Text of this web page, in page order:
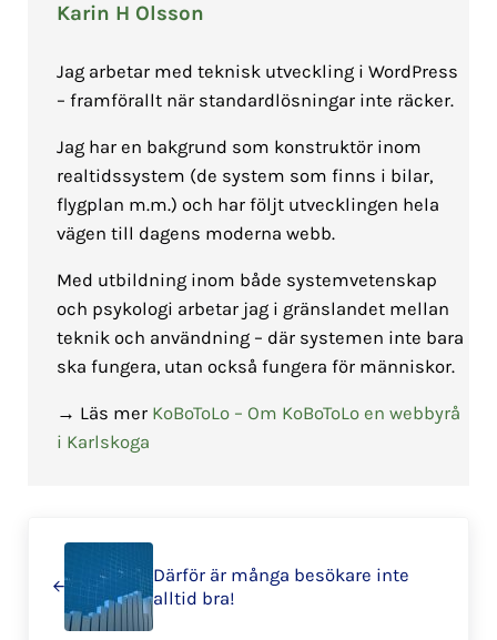
Karin H Olsson
Jag arbetar med teknisk utveckling i WordPress
– framförallt när standardlösningar inte räcker.
Jag har en bakgrund som konstruktör inom
realtidssystem (de system som finns i bilar,
flygplan m.m.) och har följt utvecklingen hela
vägen till dagens moderna webb.
Med utbildning inom både systemvetenskap
och psykologi arbetar jag i gränslandet mellan
teknik och användning – där systemen inte bara
ska fungera, utan också fungera för människor.
→ Läs mer KoBoToLo – Om KoBoToLo en webbyrå
i Karlskoga
Därför är många besökare inte
alltid bra!